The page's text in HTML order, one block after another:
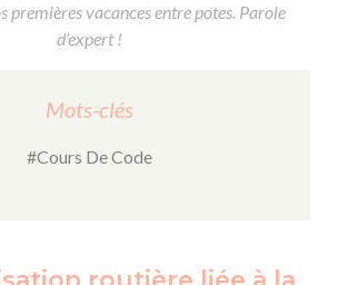
premières vacances entre potes. Parole
d’expert !
Mots-clés
#Cours De Code